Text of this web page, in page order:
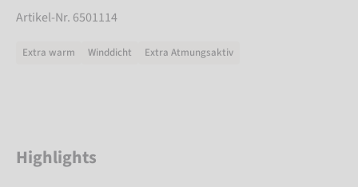
Artikel-Nr. 6501114
Extra warm Winddicht Extra Atmungsaktiv
Highlights